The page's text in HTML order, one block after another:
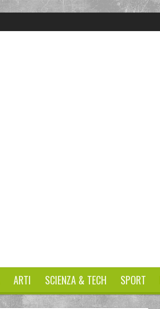
ARTI SCIENZA & TECH SPORT